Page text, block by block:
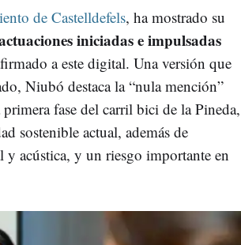
de Castelldefels, ha mostrado su
iniciadas e impulsadas
a este digital. Una versión que
Niubó destaca la “nula mención”
fase del carril bici de la Pineda,
sostenible actual, además de
acústica, y un riesgo importante en